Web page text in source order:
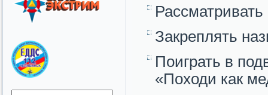
Закреплять
Поиграть в
«Походи как